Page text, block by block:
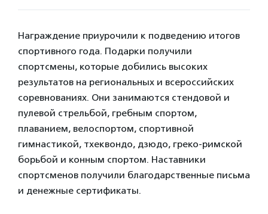
Награждение приурочили к подведению итогов
спортивного года. Подарки получили
спортсмены, которые добились высоких
результатов на региональных и всероссийских
соревнованиях. Они занимаются стендовой и
пулевой стрельбой, гребным спортом,
плаванием, велоспортом, спортивной
гимнастикой, тхеквондо, дзюдо, греко-римской
борьбой и конным спортом. Наставники
спортсменов получили благодарственные письма
и денежные сертификаты.